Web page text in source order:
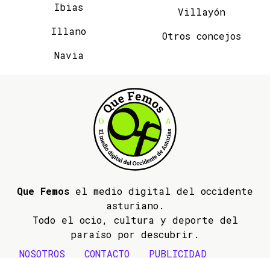
Ibias
Illano
Navia
Villayón
Otros concejos
Que Femos el medio digital del occidente
asturiano.
Todo el ocio, cultura y deporte del
paraíso por descubrir.
NOSOTROS
CONTACTO PUBLICIDAD